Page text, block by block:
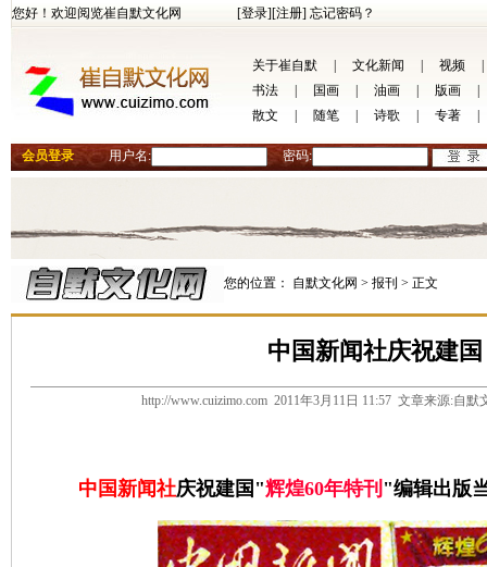
您好！欢迎阅览崔自默文化网 [登录][注册] 忘记密码？
关于崔自默 文化新闻 视频
书法
国画 油画 版画
散文
随笔 诗歌 专著
会员登录 用户名: 密码:
您的位置： 自默文化网 > 报刊 > 正文
中国新闻社庆祝建国
http://www.cuizimo.com 2011年3月11日 11:57 文章来源:自
中国新闻社庆祝建国"辉煌60年特刊 "编辑出版